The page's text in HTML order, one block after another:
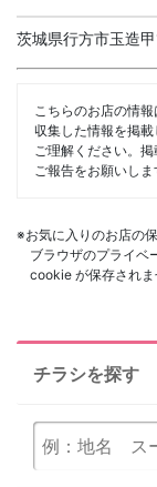
茨城県行方市玉造
こちらのお店の情
収集した情報を掲
ご理解ください。
ご報告をお願いしま
※お気に入りのお店の
ブラウザのプライベ
cookie が保存されま
チラシを探す